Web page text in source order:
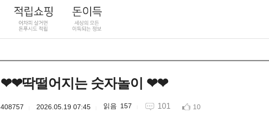
❤❤딱떨어지는 숫자놀이 ❤❤
408757 2026.05.19 07:45 157 101 10